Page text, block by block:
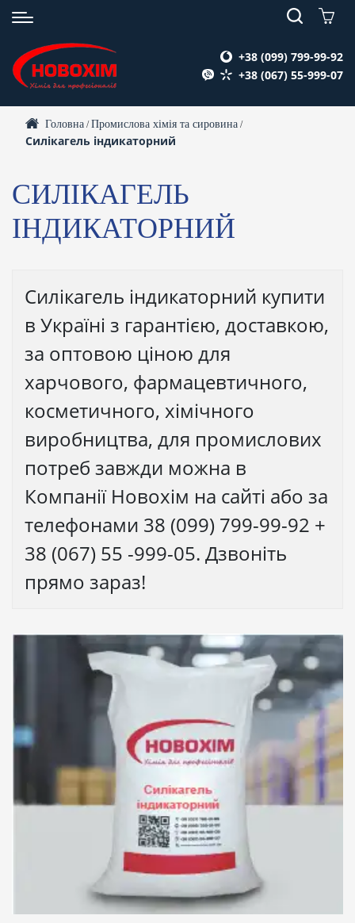
+38 (099) 799-99-92
+38 (067) 55-999-07
Головна /Промислова хімія та сировина /
Силікагель індикаторний
СИЛІКАГЕЛЬ
ІНДИКАТОРНИЙ
Силікагель індикаторний купити
в Україні з гарантією, доставкою,
за оптовою ціною для
харчового, фармацевтичного,
косметичного, хімічного
виробництва, для промислових
потреб завжди можна в
Компанії Новохім на сайті або за
телефонами 38 (099) 799-99-92 +
38 (067) 55 -999-05. Дзвоніть
прямо зараз!